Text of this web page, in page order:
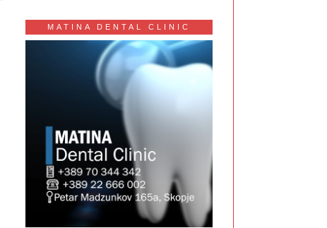
MATINA DENTAL CLINIC